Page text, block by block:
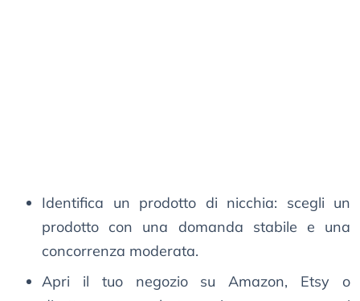
Identifica un prodotto di nicchia: scegli un
prodotto con una domanda stabile e una
concorrenza moderata.
Apri il tuo negozio su Amazon, Etsy o